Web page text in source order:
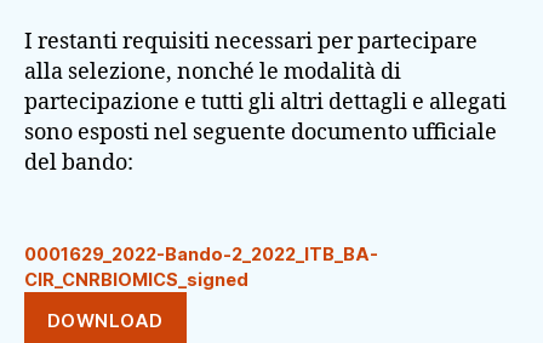
I restanti requisiti necessari per partecipare
alla selezione, nonché le modalità di
partecipazione e tutti gli altri dettagli e allegati
sono esposti nel seguente documento ufficiale
del bando:
0001629_2022-Bando-2_2022_ITB_BA-
CIR_CNRBIOMICS_signed
DOWNLOAD